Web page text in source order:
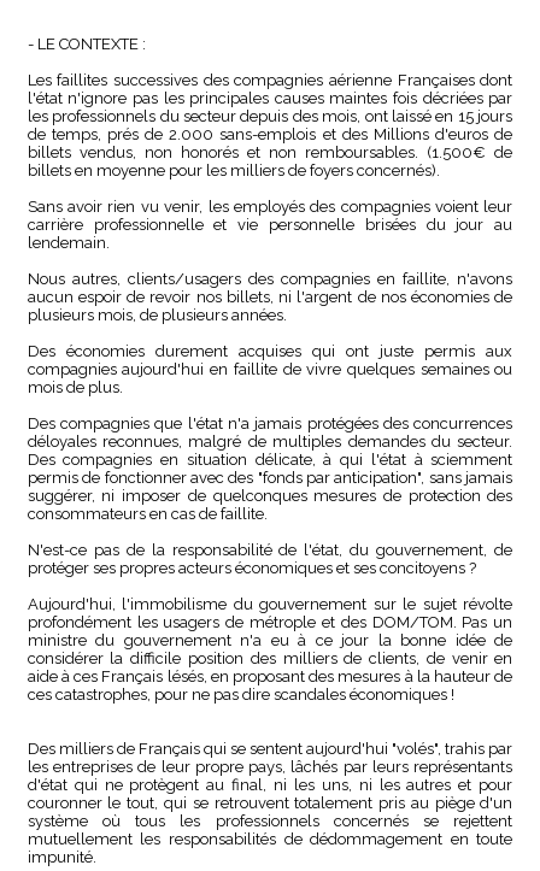
- LE CONTEXTE :
Les faillites successives des compagnies aérienne Françaises dont
l'état n'ignore pas les principales causes maintes fois décriées par
les professionnels du secteur depuis des mois, ont laissé en 15 jours
de temps, prés de 2.000 sans-emplois et des Millions d'euros de
billets vendus, non honorés et non remboursables. (1.500€ de
billets en moyenne pour les milliers de foyers concernés).
Sans avoir rien vu venir, les employés des compagnies voient leur
carrière professionnelle et vie personnelle brisées du jour au
lendemain.
Nous autres, clients/usagers des compagnies en faillite, n'avons
aucun espoir de revoir nos billets, ni l'argent de nos économies de
plusieurs mois, de plusieurs années.
Des économies durement acquises qui ont juste permis aux
compagnies aujourd'hui en faillite de vivre quelques semaines ou
mois de plus.
Des compagnies que l'état n'a jamais protégées des concurrences
déloyales reconnues, malgré de multiples demandes du secteur.
Des compagnies en situation délicate, à qui l'état à sciemment
permis de fonctionner avec des "fonds par anticipation", sans jamais
suggérer, ni imposer de quelconques mesures de protection des
consommateurs en cas de faillite.
N'est-ce pas de la responsabilité de l'état, du gouvernement, de
protéger ses propres acteurs économiques et ses concitoyens ?
Aujourd'hui, l'immobilisme du gouvernement sur le sujet révolte
profondément les usagers de métrople et des DOM/TOM. Pas un
ministre du gouvernement n'a eu à ce jour la bonne idée de
considérer la difficile position des milliers de clients, de venir en
aide à ces Français lésés, en proposant des mesures à la hauteur de
ces catastrophes, pour ne pas dire scandales économiques !
Des milliers de Français qui se sentent aujourd'hui "volés", trahis par
les entreprises de leur propre pays, lâchés par leurs représentants
d'état qui ne protègent au final, ni les uns, ni les autres et pour
couronner le tout, qui se retrouvent totalement pris au piège d'un
système où tous les professionnels concernés se rejettent
mutuellement les responsabilités de dédommagement en toute
impunité.